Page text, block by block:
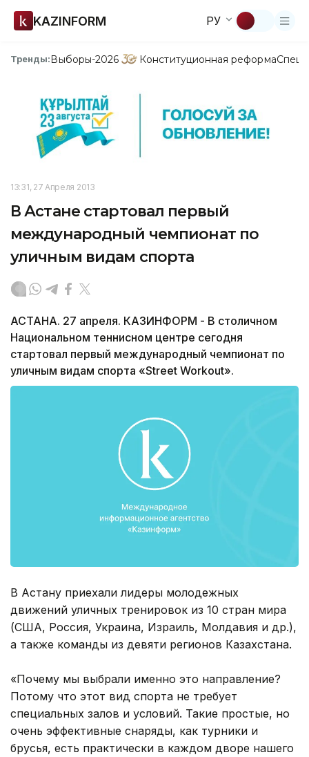
KAZINFORM РУ
Тренды:Выборы-2026 Конституционная реформа
13:31, 27 Апреля 2013
В Астане стартовал первый
международный чемпионат по
уличным видам спорта
АСТАНА. 27 апреля. КАЗИНФОРМ - В столичном
Национальном теннисном центре сегодня
стартовал первый международный чемпионат по
уличным видам спорта «Street Workout».
В Астану приехали лидеры молодежных
движений уличных тренировок из 10 стран мира
(США, Россия, Украина, Израиль, Молдавия и др.),
а также команды из девяти регионов Казахстана.
«Почему мы выбрали именно это направление?
Потому что этот вид спорта не требует
специальных залов и условий. Такие простые, но
очень эффективные снаряды, как турники и
брусья, есть практически в каждом дворе нашего